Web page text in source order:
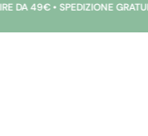
• SPEDIZIONE